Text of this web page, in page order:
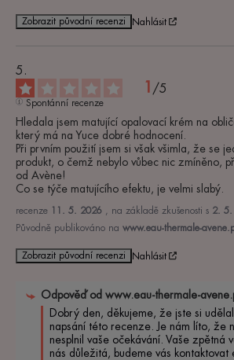
Zobrazit původní recenzi Nahlásit
1 /5
Spontánní recenze
Hledala jsem matující opalovací krém na
který má na Yuce dobré hodnocení.
Při prvním použití jsem si však všimla, že se
produkt, o čemž nebylo vůbec nic zmíněno,
od Avène!
Co se týče matujícího efektu, je velmi slabý.
recenze 11. 5. 2026 , na základě zkušenosti s 2. 5.
Původně publikováno na www.eau-thermale-
Zobrazit původní recenzi Nahlásit
Odpověď od www.eau-thermale-
Dobrý den, děkujeme, že jste si
napsání této recenze. Je nám líto, že
nesplnil vaše očekávání. Vaše zpětná
nás důležitá, budeme vás kontaktovat